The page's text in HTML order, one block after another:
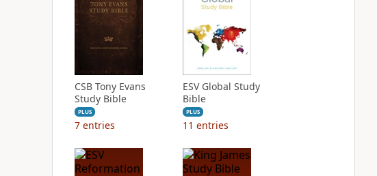
CSB Tony Evans
Study Bible
PLUS
7 entries
ESV Global Study
Bible
PLUS
11 entries